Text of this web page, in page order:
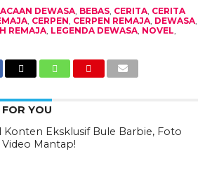
DEWASA, BEBAS, CERITA, CERITA
, CERPEN, CERPEN REMAJA, DEWASA,
REMAJA, LEGENDA DEWASA, NOVEL,
YOU
Konten Eksklusif Bule Barbie, Foto
Video Mantap!